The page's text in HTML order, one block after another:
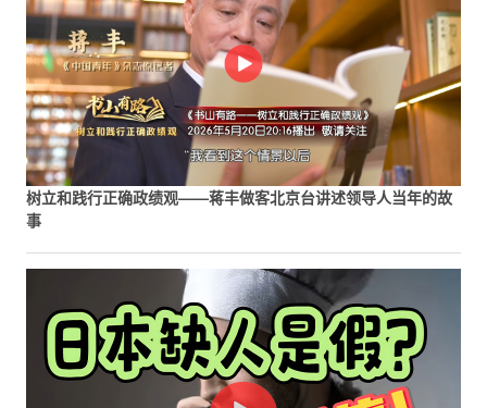
树立和践行正确政绩观——蒋丰做客北京台讲述领导人当年的故
事